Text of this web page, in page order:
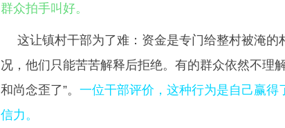
群众拍手叫好。
这让镇村干部为了难：资金是专门给整村被淹
况，他们只能苦苦解释后拒绝。有的群众依然不理
和尚念歪了”。 一位干部评价，这种行为是自己赢
信力。